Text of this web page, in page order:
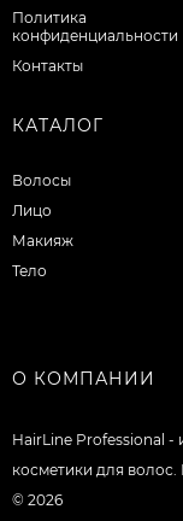
Политика
конфиденциальности
Контакты
КАТАЛОГ
Волосы
Лицо
Макияж
Тело
О КОМПАНИИ
HairLine Professional -
косметики для
© 2026